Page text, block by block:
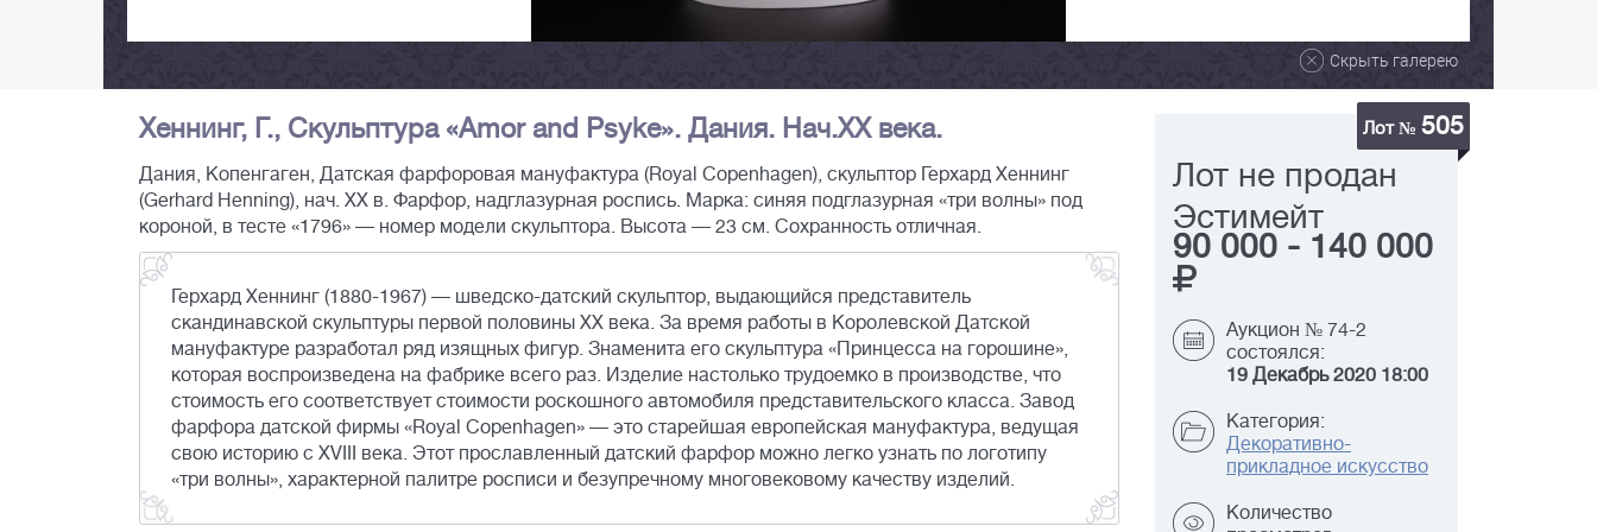
Скрыть галерею
Хеннинг, Г., Скульптура «Amor and Psyke». Дания. Нач.XX века.
Дания, Копенгаген, Датская фарфоровая мануфактура (Royal Copenhagen), скульптор Герхард Хеннинг
(Gerhard Henning), нач. XX в. Фарфор, надглазурная роспись. Марка: синяя подглазурная «три волны» под
короной, в тесте «1796» — номер модели скульптора. Высота — 23 см. Сохранность отличная.
Герхард Хеннинг (1880-1967) — шведско-датский скульптор, выдающийся представитель
скандинавской скульптуры первой половины XX века. За время работы в Королевской Датской
мануфактуре разработал ряд изящных фигур. Знаменита его скульптура «Принцесса на горошине»,
которая воспроизведена на фабрике всего раз. Изделие настолько трудоемко в производстве, что
стоимость его соответствует стоимости роскошного автомобиля представительского класса. Завод
фарфора датской фирмы «Royal Copenhagen» — это старейшая европейская мануфактура, ведущая
свою историю с XVIII века. Этот прославленный датский фарфор можно легко узнать по логотипу
«три волны», характерной палитре росписи и безупречному многовековому качеству изделий.
Лот № 505
Лот не продан
Эстимейт
90 000 - 140 000
Аукцион № 74-2
состоялся:
19 Декабрь 2020 18:00
Категория:
Декоративно-
прикладное искусство
Количество